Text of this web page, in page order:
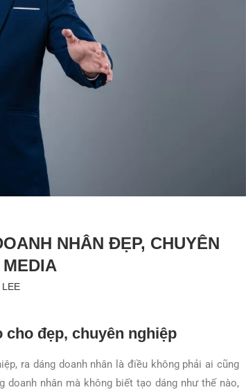
NHÂN ĐẸP, CHUYÊN
cho đẹp, chuyên nghiệp
ra dáng doanh nhân là điều không phải ai cũng
nhân mà không biết tạo dáng như thế nào,